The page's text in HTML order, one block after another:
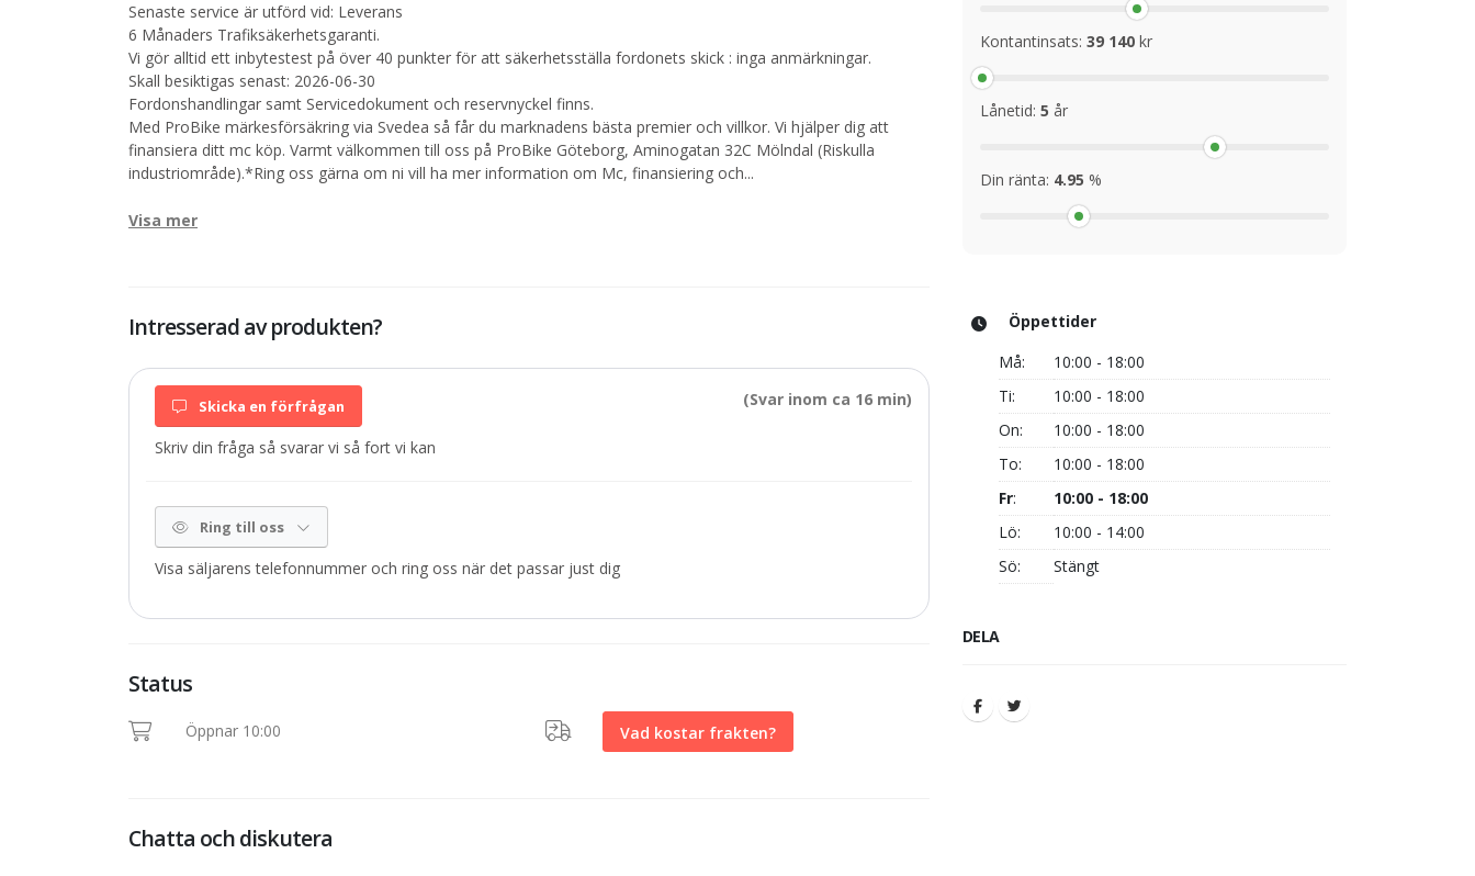
Senaste service är utförd vid: Leverans
6 Månaders Trafiksäkerhetsgaranti.
Vi gör alltid ett inbytestest på över 40 punkter för att säkerhetsställa fordonets skick : inga anmärkningar.
Skall besiktigas senast: 2026-06-30
Fordonshandlingar samt Servicedokument och reservnyckel finns.
Med ProBike märkesförsäkring via Svedea så får du marknadens bästa premier och villkor. Vi hjälper dig att
finansiera ditt mc köp. Varmt välkommen till oss på ProBike Göteborg, Aminogatan 32C Mölndal (Riskulla
industriområde).*Ring oss gärna om ni vill ha mer information om Mc, finansiering och...
Visa mer
Intresserad av produkten?
Skicka en förfrågan (Svar inom ca 16 min)
Skriv din fråga så svarar vi så fort vi kan
Ring till oss
Visa säljarens telefonnummer och ring oss när det passar just dig
Status
Öppnar 10:00 Vad kostar frakten?
Chatta och diskutera
Kontantinsats: 39 140 kr
Lånetid: 5 år
Din ränta: 4.95 %
Öppettider
Må:
10:00 - 18:00
Ti:
10:00 - 18:00
On:
10:00 - 18:00
To:
10:00 - 18:00
Fr:
10:00 - 18:00
Lö:
10:00 - 14:00
Sö:
Stängt
DELA